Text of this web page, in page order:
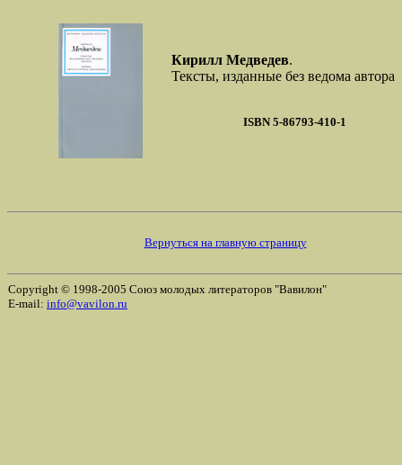
Кирилл Медведев.
Тексты, изданные без ведома автора
ISBN 5-86793-410-1
Вернуться на главную страницу
Copyright © 1998-2005 Союз молодых литераторов "Вавилон"
E-mail: info@vavilon.ru